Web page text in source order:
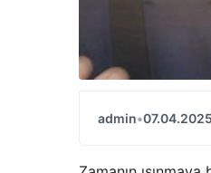
admin•